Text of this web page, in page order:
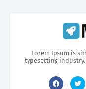
Lorem Ipsum is
typesetting industry.